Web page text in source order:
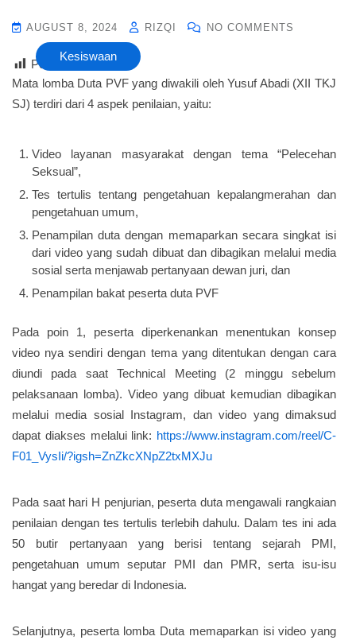
Kesiswaan
AUGUST 8, 2024 RIZQI NO COMMENTS
Post Views : 13
Mata lomba Duta PVF yang diwakili oleh Yusuf Abadi (XII TKJ
SJ) terdiri dari 4 aspek penilaian, yaitu:
Video layanan masyarakat dengan tema “Pelecehan
Seksual”,
Tes tertulis tentang pengetahuan kepalangmerahan dan
pengetahuan umum,
Penampilan duta dengan memaparkan secara singkat isi
dari video yang sudah dibuat dan dibagikan melalui media
sosial serta menjawab pertanyaan dewan juri, dan
Penampilan bakat peserta duta PVF
Pada poin 1, peserta diperkenankan menentukan konsep
video nya sendiri dengan tema yang ditentukan dengan cara
diundi pada saat Technical Meeting (2 minggu sebelum
pelaksanaan lomba). Video yang dibuat kemudian dibagikan
melalui media sosial Instagram, dan video yang dimaksud
dapat diakses melalui link: https://www.instagram.com/reel/C-
F01_VysIi/?igsh=ZnZkcXNpZ2txMXJu
Pada saat hari H penjurian, peserta duta mengawali rangkaian
penilaian dengan tes tertulis terlebih dahulu. Dalam tes ini ada
50 butir pertanyaan yang berisi tentang sejarah PMI,
pengetahuan umum seputar PMI dan PMR, serta isu-isu
hangat yang beredar di Indonesia.
Selanjutnya, peserta lomba Duta memaparkan isi video yang